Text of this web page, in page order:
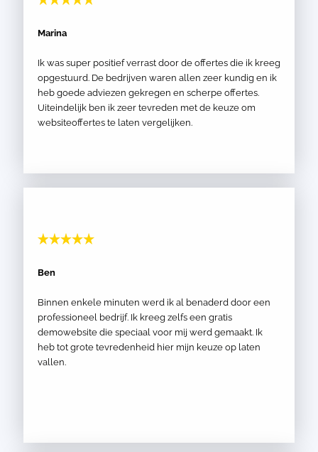
Marina
Ik was super positief verrast door de offertes die ik kreeg
opgestuurd. De bedrijven waren allen zeer kundig en ik
heb goede adviezen gekregen en scherpe offertes.
Uiteindelijk ben ik zeer tevreden met de keuze om
websiteoffertes te laten vergelijken.
Ben
Binnen enkele minuten werd ik al benaderd door een
professioneel bedrijf. Ik kreeg zelfs een gratis
demowebsite die speciaal voor mij werd gemaakt. Ik
heb tot grote tevredenheid hier mijn keuze op laten
vallen.